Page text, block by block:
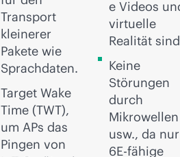
Transport
kleinerer
Pakete wie
Sprachdaten.
Target Wake
Time (TWT),
um APs das
Pingen von
e Videos
virtuelle
Realität
Keine
Störungen
durch
Mikrowellen
usw., da nur
6E-fähige